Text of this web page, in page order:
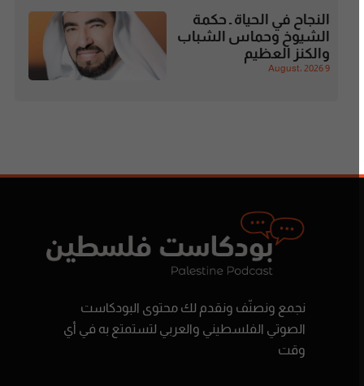
النجاح في الحياة ـ حكمة
الشيوخ وحماس الشباب
والكنز العظيم
9 August، 2026
نجمع ونصنّف ونقدم لك محتوى البودكاست
الصوتي الفلسطيني والعربي لتستمتع به في أي
وقت